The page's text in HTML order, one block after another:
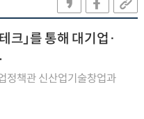
크」를 통해 대기업·
정책관 신산업기술창업과